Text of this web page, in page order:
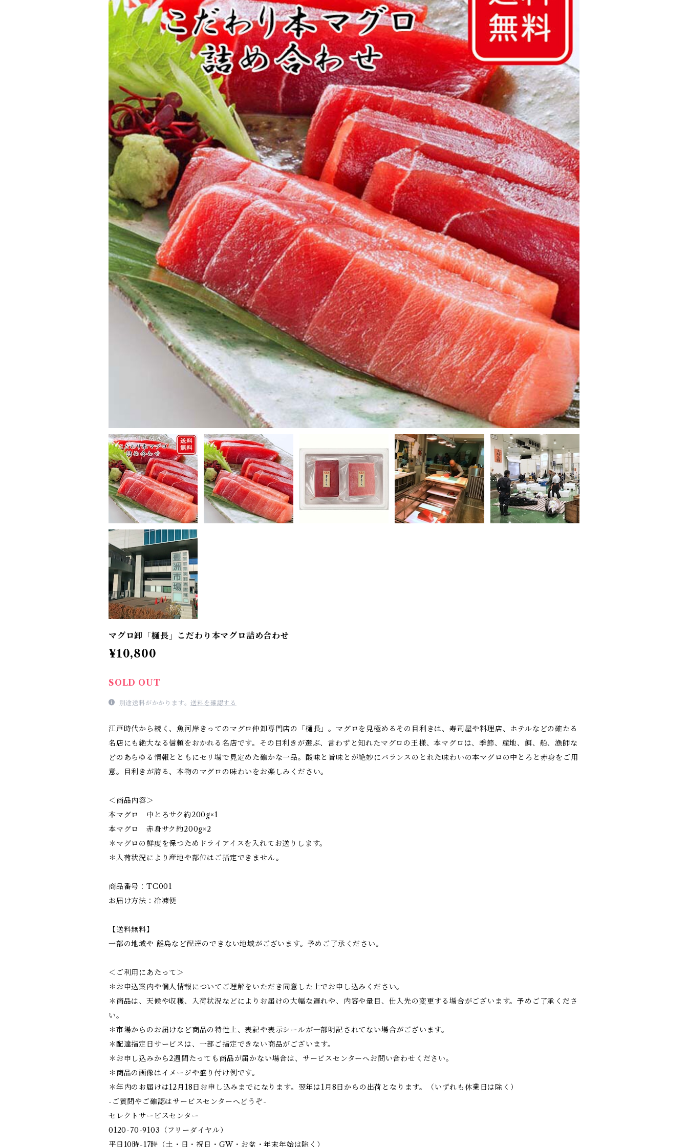
マグロ卸「樋長」こだわり本マグロ詰め合わせ
¥10,800
SOLD OUT
別途送料がかかります。送料を確認する
江戸時代から続く、魚河岸きってのマグロ仲卸専門店の「樋長」。マグロを見極めるその目利きは、寿司屋や料理店、ホテルなどの確たる
名店にも絶大なる信頼をおかれる名店です。その目利きが選ぶ、言わずと知れたマグロの王様、本マグロは、季節、産地、餌、船、漁師な
どのあらゆる情報とともにセリ場で見定めた確かな一品。酸味と旨味とが絶妙にバランスのとれた味わいの本マグロの中とろと赤身をご用
意。目利きが誇る、本物のマグロの味わいをお楽しみください。
＜商品内容＞
本マグロ 中とろサク約200g×1
本マグロ 赤身サク約200g×2
＊マグロの鮮度を保つためドライアイスを入れてお送りします。
＊入荷状況により産地や部位はご指定できません。
商品番号：TC001
お届け方法：冷凍便
【送料無料】
一部の地域や 離島など配達のできない地域がございます。予めご了承ください。
＜ご利用にあたって＞
＊お申込案内や個人情報についてご理解をいただき同意した上でお申し込みください。
＊商品は、天候や収穫、入荷状況などによりお届けの大幅な遅れや、内容や量目、仕入先の変更する場合がございます。予めご了承くださ
い。
＊市場からのお届けなど商品の特性上、表記や表示シールが一部明記されてない場合がございます。
＊配達指定日サービスは、一部ご指定できない商品がございます。
＊お申し込みから2週間たっても商品が届かない場合は、サービスセンターへお問い合わせください。
＊商品の画像はイメージや盛り付け例です。
＊年内のお届けは12月18日お申し込みまでになります。翌年は1月8日からの出荷となります。（いずれも休業日は除く）
-ご質問やご確認はサービスセンターへどうぞ-
セレクトサービスセンター
0120-70-9103（フリーダイヤル）
平日10時-17時（土・日・祝日・GW・お盆・年末年始は除く）